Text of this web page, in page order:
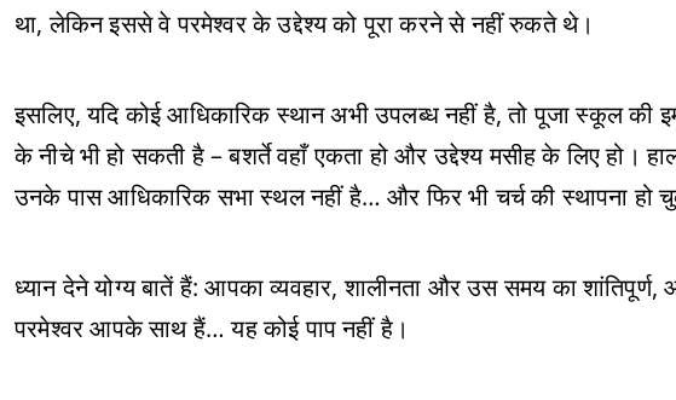
था, लेकिन इससे वे परमेश्वर के उद्देश्य को पूरा करने से नहीं रुकते थे।
इसलिए, यदि कोई आधिकारिक स्थान अभी उपलब्ध नहीं है, तो पूजा स्कूल की
के नीचे भी हो सकती है – बशर्ते वहाँ एकता हो और उद्देश्य मसीह के लिए हो।
उनके पास आधिकारिक सभा स्थल नहीं है… और फिर भी चर्च की स्थापना हो
ध्यान देने योग्य बातें हैं: आपका व्यवहार, शालीनता और उस समय का शांतिपूर्ण,
परमेश्वर आपके साथ हैं… यह कोई पाप नहीं है।